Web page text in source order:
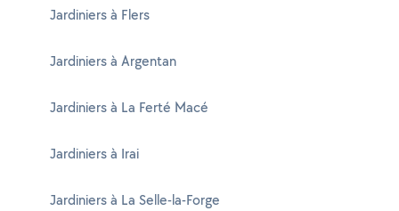
Jardiniers à Flers
Jardiniers à Argentan
Jardiniers à La Ferté Macé
Jardiniers à Irai
Jardiniers à La Selle-la-Forge